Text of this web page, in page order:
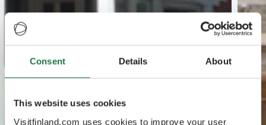
Consent Details About
This website uses cookies
Visitfinland.com uses cookies to improve your user